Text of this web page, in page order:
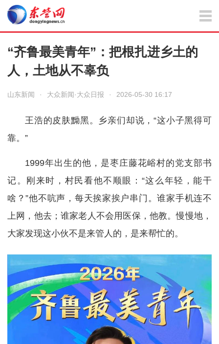
“齐鲁最美青年”：把根扎进乡土的
人，土地从不辜负
山东新闻 · 大众新闻·大众日报 · 2026-05-30 16:17
王浩的皮肤黝黑。乡亲们却说，“这小子黑得可
靠。”
1999年出生的他，是枣庄藤花峪村的党支部书
记。刚来时，村民看他不顺眼：“这么年轻，能干
啥？”他不吭声，每天挨家挨户串门。谁家手机连不
上网，他去；谁家老人不会用医保，他教。慢慢地，
大家发现这小伙不是来管人的，是来帮忙的。